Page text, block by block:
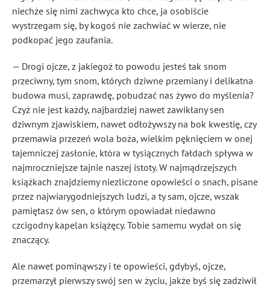
niechże się nimi zachwyca kto chce, ja osobiście
wystrzegam się, by kogoś nie zachwiać w wierze, nie
podkopać jego zaufania.
— Drogi ojcze, z jakiegoż to powodu jesteś tak snom
przeciwny, tym snom, których dziwne przemiany i delikatna
budowa musi, zaprawdę, pobudzać nas żywo do myślenia?
Czyż nie jest każdy, najbardziej nawet zawikłany sen
dziwnym zjawiskiem, nawet odłożywszy na bok kwestię, czy
przemawia przezeń wola boża, wielkim pęknięciem w onej
tajemniczej zasłonie, która w tysiącznych fałdach spływa w
najmroczniejsze tajnie naszej istoty. W najmądrzejszych
książkach znajdziemy niezliczone opowieści o snach, pisane
przez najwiarygodniejszych ludzi, a ty sam, ojcze, wszak
pamiętasz ów sen, o którym opowiadał niedawno
czcigodny kapelan książęcy. Tobie samemu wydał on się
znaczący.
Ale nawet pominąwszy i te opowieści, gdybyś, ojcze,
przemarzył pierwszy swój sen w życiu, jakże byś się zadziwił